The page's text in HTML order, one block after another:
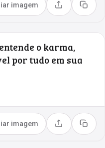
imagem Compartilhar
Copiar
o karma,
por tudo em sua
imagem Compartilhar
Copiar